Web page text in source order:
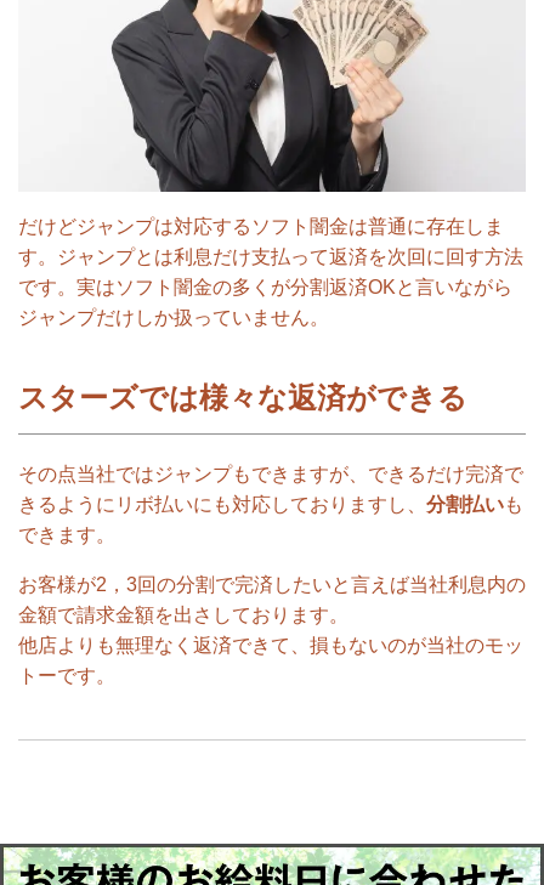
だけどジャンプは対応するソフト闇金は普通に存在しま
す。ジャンプとは利息だけ支払って返済を次回に回す方法
です。実はソフト闇金の多くが分割返済OKと言いながら
ジャンプだけしか扱っていません。
スターズでは様々な返済ができる
その点当社ではジャンプもできますが、できるだけ完済で
きるようにリボ払いにも対応しておりますし、 分割払いも
できます。
お客様が2，3回の分割で完済したいと言えば当社利息内の
金額で請求金額を出さしております。
他店よりも無理なく返済できて、損もないのが当社のモッ
トーです。